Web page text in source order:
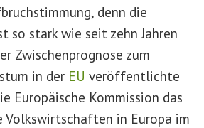
denn die
so stark wie seit zehn Jahren
Zwischenprognose zum
in der EU veröffentlichte
Europäische Kommission das
Volkswirtschaften in Europa im